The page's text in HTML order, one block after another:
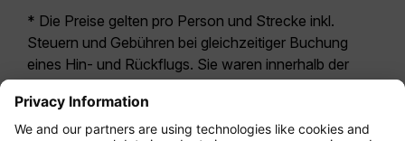
* Die Preise gelten pro Person und Strecke inkl.
Steuern und Gebühren bei gleichzeitiger Buchung
eines Hin- und Rückflugs. Sie waren innerhalb der
möglicherweise nicht mehr aktuell. Bei den für die
Economy Class angegebenen Tarifen handelt es